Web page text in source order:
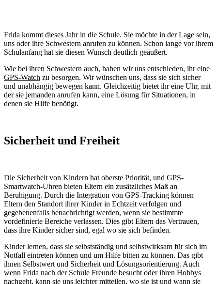
Frida kommt dieses Jahr in die Schule. Sie möchte in der Lage sein,
uns oder ihre Schwestern anrufen zu können. Schon lange vor ihrem
Schulanfang hat sie diesen Wunsch deutlich geäußert.
Wie bei ihren Schwestern auch, haben wir uns entschieden, ihr eine
GPS-Watch zu besorgen. Wir wünschen uns, dass sie sich sicher
und unabhängig bewegen kann. Gleichzeitig bietet ihr eine Uhr, mit
der sie jemanden anrufen kann, eine Lösung für Situationen, in
denen sie Hilfe benötigt.
Sicherheit und Freiheit
Die Sicherheit von Kindern hat oberste Priorität, und GPS-
Smartwatch-Uhren bieten Eltern ein zusätzliches Maß an
Beruhigung. Durch die Integration von GPS-Tracking können
Eltern den Standort ihrer Kinder in Echtzeit verfolgen und
gegebenenfalls benachrichtigt werden, wenn sie bestimmte
vordefinierte Bereiche verlassen. Dies gibt Eltern das Vertrauen,
dass ihre Kinder sicher sind, egal wo sie sich befinden.
Kinder lernen, dass sie selbstständig und selbstwirksam für sich im
Notfall eintreten können und um Hilfe bitten zu können. Das gibt
ihnen Selbstwert und Sicherheit und Lösungsorientierung. Auch
wenn Frida nach der Schule Freunde besucht oder ihren Hobbys
nachgeht, kann sie uns leichter mitteilen, wo sie ist und wann sie